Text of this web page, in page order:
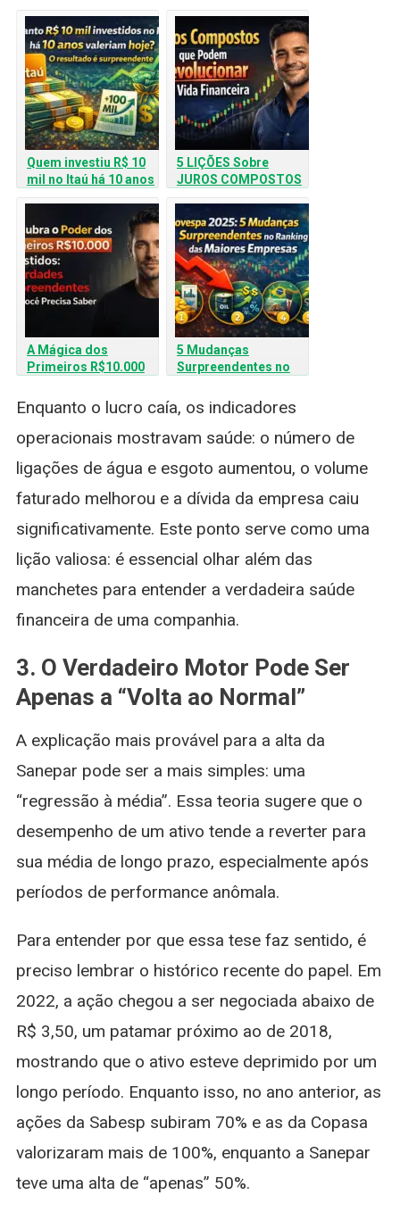
Quem investiu R$ 10
mil no Itaú há 10 anos
hoje está Rindo!
5 LIÇÕES Sobre
JUROS COMPOSTOS
que salvarão Sua Vida
Financeira
A Mágica dos
Primeiros R$10.000
Verdades Sobre o
Tempo no Seu
Dinheiro
5 Mudanças
Surpreendentes no
Empresas da B3
Enquanto o lucro caía, os indicadores
operacionais mostravam saúde: o número de
ligações de água e esgoto aumentou, o volume
faturado melhorou e a dívida da empresa caiu
significativamente. Este ponto serve como uma
lição valiosa: é essencial olhar além das
manchetes para entender a verdadeira saúde
financeira de uma companhia.
3. O Verdadeiro Motor Pode Ser
Apenas a “Volta ao Normal”
A explicação mais provável para a alta da
Sanepar pode ser a mais simples: uma
“regressão à média”. Essa teoria sugere que o
desempenho de um ativo tende a reverter para
sua média de longo prazo, especialmente após
períodos de performance anômala.
Para entender por que essa tese faz sentido, é
preciso lembrar o histórico recente do papel. Em
2022, a ação chegou a ser negociada abaixo de
R$ 3,50, um patamar próximo ao de 2018,
mostrando que o ativo esteve deprimido por um
longo período. Enquanto isso, no ano anterior, as
ações da Sabesp subiram 70% e as da Copasa
valorizaram mais de 100%, enquanto a Sanepar
teve uma alta de “apenas” 50%.